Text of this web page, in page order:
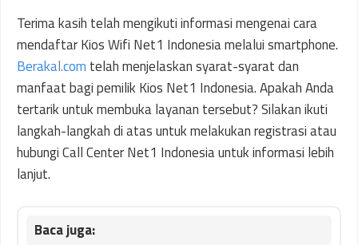
Terima kasih telah mengikuti informasi mengenai cara
mendaftar Kios Wifi Net1 Indonesia melalui smartphone.
Berakal.com telah menjelaskan syarat-syarat dan
manfaat bagi pemilik Kios Net1 Indonesia. Apakah Anda
tertarik untuk membuka layanan tersebut? Silakan ikuti
langkah-langkah di atas untuk melakukan registrasi atau
hubungi Call Center Net1 Indonesia untuk informasi lebih
lanjut.